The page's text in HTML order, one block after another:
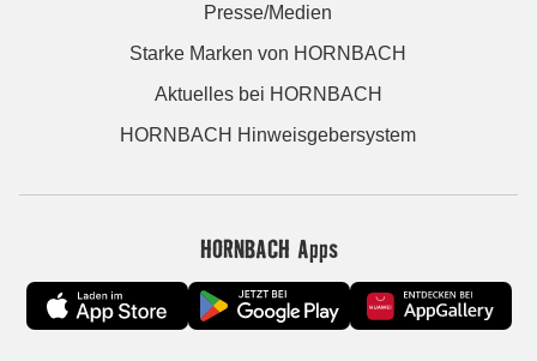
Presse/Medien
Starke Marken von HORNBACH
Aktuelles bei HORNBACH
HORNBACH Hinweisgebersystem
HORNBACH Apps